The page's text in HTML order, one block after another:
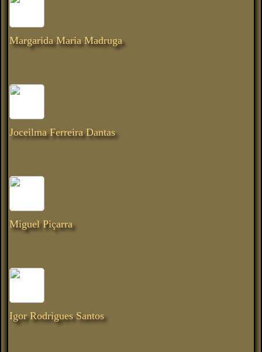
Margarida Maria Madruga
Joceilma Ferreira Dantas
Miguel Piçarra
Igor Rodrigues Santos